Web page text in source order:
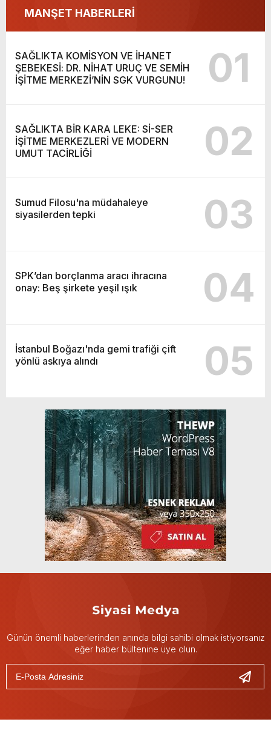
MANŞET HABERLERİ
SAĞLIKTA KOMİSYON VE İHANET
ŞEBEKESİ: DR. NİHAT URUÇ VE SEMİH
İŞİTME MERKEZİ’NİN SGK VURGUNU!
01
SAĞLIKTA BİR KARA LEKE: Sİ-SER
İŞİTME MERKEZLERİ VE MODERN
UMUT TACİRLİĞİ
02
Sumud Filosu'na müdahaleye
siyasilerden tepki
03
SPK’dan borçlanma aracı ihracına
onay: Beş şirkete yeşil ışık
04
İstanbul Boğazı'nda gemi trafiği çift
yönlü askıya alındı
05
Günün önemli haberlerinden anında bilgi sahibi olmak istiyorsanız
eğer haber bültenine üye olun.